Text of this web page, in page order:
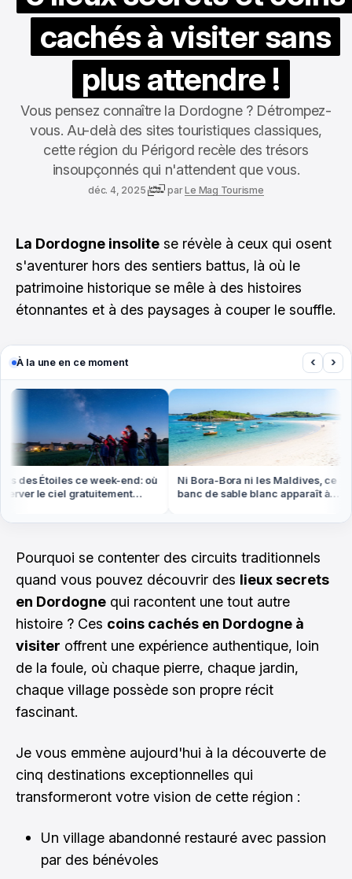
cachés à visiter sans
plus attendre !
Vous pensez connaître la Dordogne ? Détrompez-
vous. Au-delà des sites touristiques classiques,
cette région du Périgord recèle des trésors
insoupçonnés qui n'attendent que vous.
déc. 4, 2025 parLe Mag Tourisme
La Dordogne insolite se révèle à ceux qui osent
s'aventurer hors des sentiers battus, là où le
patrimoine historique se mêle à des histoires
étonnantes et à des paysages à couper le souffle.
À la une en ce moment ‹ ›
des Étoiles ce week-end: où
le ciel gratuitement
Ni Bora-Bora ni les Maldives, ce
banc de sable blanc apparaît à
Pourquoi se contenter des circuits traditionnels
quand vous pouvez découvrir des lieux secrets
en Dordogne qui racontent une tout autre
histoire ? Ces coins cachés en Dordogne à
visiter offrent une expérience authentique, loin
de la foule, où chaque pierre, chaque jardin,
chaque village possède son propre récit
fascinant.
Je vous emmène aujourd'hui à la découverte de
cinq destinations exceptionnelles qui
transformeront votre vision de cette région :
Un village abandonné restauré avec passion
par des bénévoles